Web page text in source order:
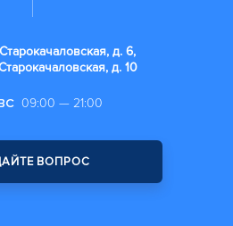
д. 6,
д. 10
09:00 — 21:00
ВОПРОС